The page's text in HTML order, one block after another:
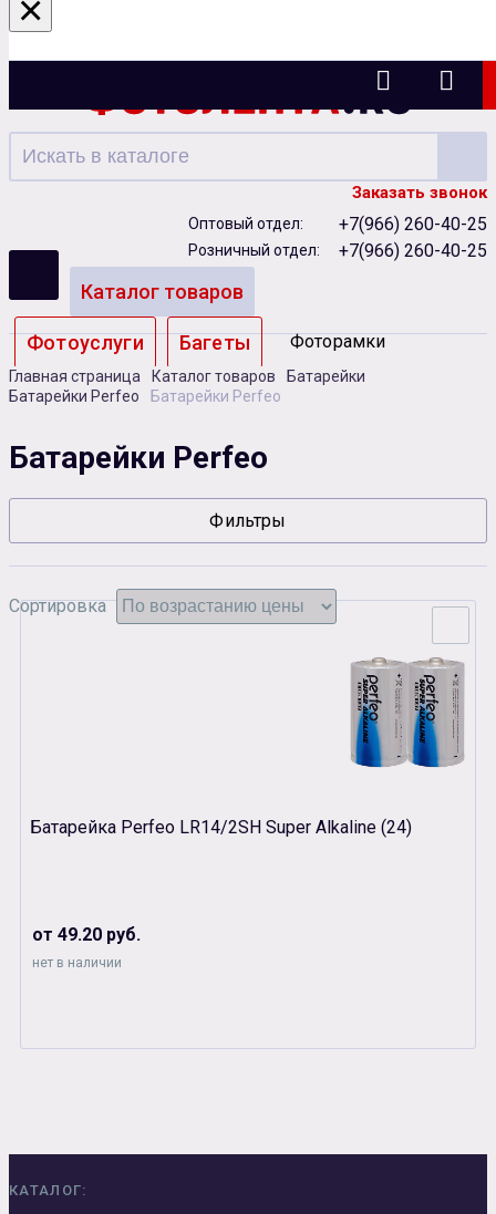
Ижевск
Заказать звонок
Оптовый отдел: +7(966) 260-40-25
Розничный отдел: +7(966) 260-40-25
Каталог товаров
Фотоуслуги Багеты Фоторамки
Альбомы
Чернила
Сувенирная продукция Зарядные устройства
Аксессуары
Главная страница Каталог товаров
Батарейки
Батарейки Perfeo
Батарейки Perfeo
Батарейки Perfeo
Фильтры
Сортировка
Батарейка Perfeo LR14/2SH Super Alkaline (24)
от 49.20 руб.
нет в наличии
КАТАЛОГ:
×